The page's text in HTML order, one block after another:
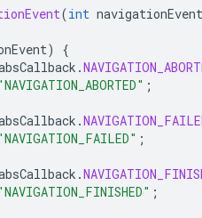
(int navigationEvent
)
{
.
;
.
;
.
;